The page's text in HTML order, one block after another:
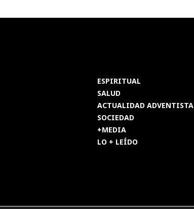
ESPIRITUAL
SALUD
ACTUALIDAD ADVENTISTA
SOCIEDAD
+MEDIA
LO + LEÍDO